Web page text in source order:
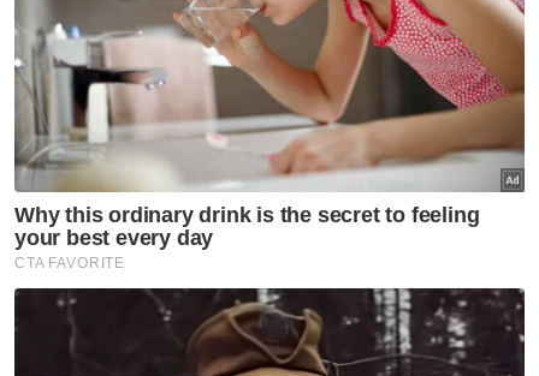
Undang Undang
Politik
Pendidikan
Artikel Disyorkan